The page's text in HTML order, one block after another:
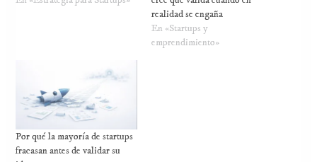
realidad se engaña
En «Startups y
emprendimiento»
Por qué la mayoría de startups
fracasan antes de validar su